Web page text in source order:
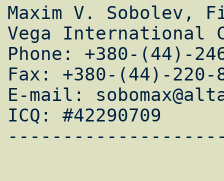
Maxim V. Sobolev,
Vega International
Phone: +380-(44)-
Fax: +380-(44)-220-
E-mail:
ICQ: #42290709